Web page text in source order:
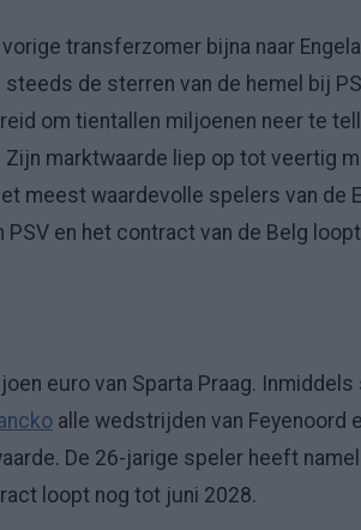
transferzomer bijna naar
de sterren van de hemel bij
om tientallen miljoenen neer te
marktwaarde liep op tot veertig
meest waardevolle spelers van de
PSV en het contract van de Belg
euro van Sparta Praag.
alle wedstrijden van Feyenoord
De 26-jarige speler heeft
loopt nog tot juni 2028.